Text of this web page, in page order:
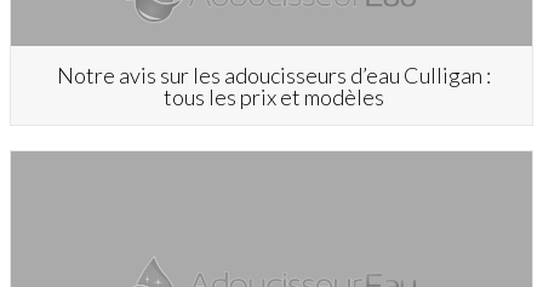
Notre avis sur les adoucisseurs d’eau Culligan :
tous les prix et modèles